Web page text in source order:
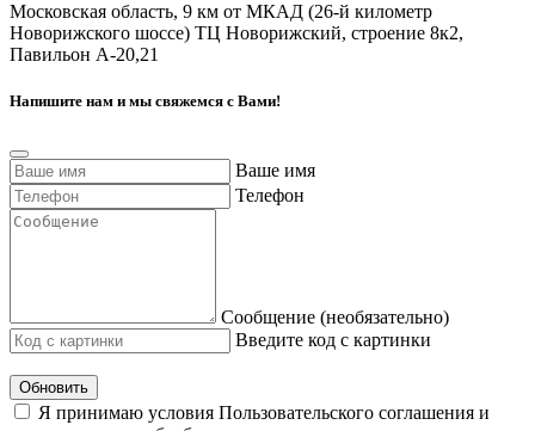
Московская область, 9 км от МКАД (26-й километр
Новорижского шоссе) ТЦ Новорижский, строение 8к2,
Павильон А-20,21
Напишите нам и мы свяжемся с Вами!
Ваше имя
Телефон
Сообщение (необязательно)
Введите код с картинки
Обновить
Я принимаю условия Пользовательского соглашения и